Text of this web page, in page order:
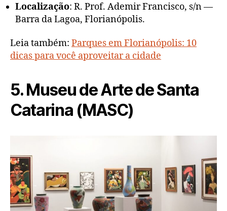
Localização: R. Prof. Ademir Francisco, s/n —
Barra da Lagoa, Florianópolis.
Leia também: Parques em Florianópolis: 10
dicas para você aproveitar a cidade
5. Museu de Arte de Santa
Catarina (MASC)